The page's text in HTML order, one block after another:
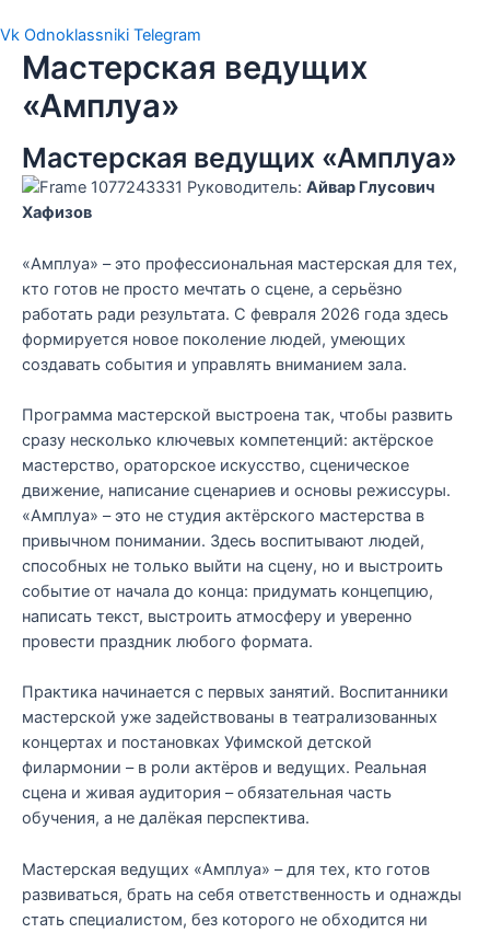
Vk Odnoklassniki Telegram
Мастерская ведущих
«Амплуа»
Мастерская ведущих «Амплуа»
Руководитель: Айвар Глусович
Хафизов
«Амплуа» – это профессиональная мастерская для тех,
кто готов не просто мечтать о сцене, а серьёзно
работать ради результата. С февраля 2026 года здесь
формируется новое поколение людей, умеющих
создавать события и управлять вниманием зала.
Программа мастерской выстроена так, чтобы развить
сразу несколько ключевых компетенций: актёрское
мастерство, ораторское искусство, сценическое
движение, написание сценариев и основы режиссуры.
«Амплуа» – это не студия актёрского мастерства в
привычном понимании. Здесь воспитывают людей,
способных не только выйти на сцену, но и выстроить
событие от начала до конца: придумать концепцию,
написать текст, выстроить атмосферу и уверенно
провести праздник любого формата.
Практика начинается с первых занятий. Воспитанники
мастерской уже задействованы в театрализованных
концертах и постановках Уфимской детской
филармонии – в роли актёров и ведущих. Реальная
сцена и живая аудитория – обязательная часть
обучения, а не далёкая перспектива.
Мастерская ведущих «Амплуа» – для тех, кто готов
развиваться, брать на себя ответственность и однажды
стать специалистом, без которого не обходится ни